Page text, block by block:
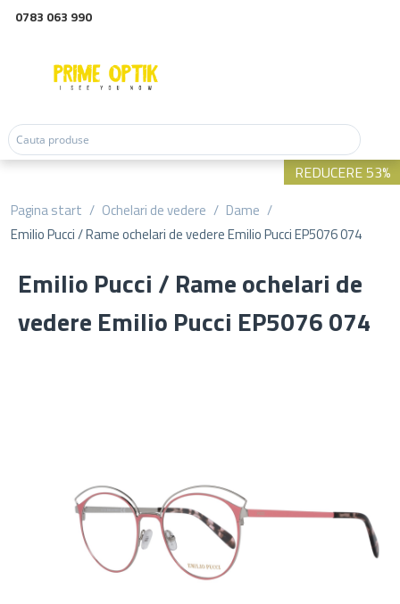
0783 063 990
Pagina start / Ochelari de vedere / Dame /
Emilio Pucci / Rame ochelari de vedere Emilio Pucci EP5076 074
Emilio Pucci / Rame ochelari de
vedere Emilio Pucci EP5076 074
REDUCERE 53%